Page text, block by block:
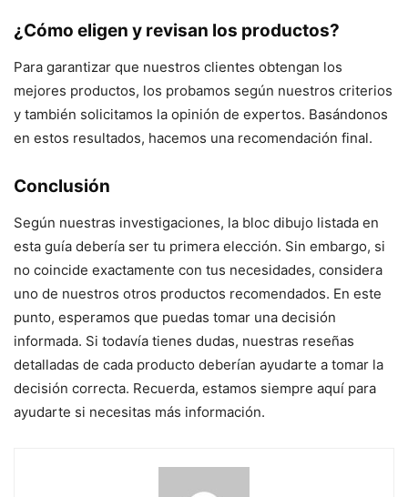
¿Cómo eligen y revisan los productos?
Para garantizar que nuestros clientes obtengan los
mejores productos, los probamos según nuestros criterios
y también solicitamos la opinión de expertos. Basándonos
en estos resultados, hacemos una recomendación final.
Conclusión
Según nuestras investigaciones, la bloc dibujo listada en
esta guía debería ser tu primera elección. Sin embargo, si
no coincide exactamente con tus necesidades, considera
uno de nuestros otros productos recomendados. En este
punto, esperamos que puedas tomar una decisión
informada. Si todavía tienes dudas, nuestras reseñas
detalladas de cada producto deberían ayudarte a tomar la
decisión correcta. Recuerda, estamos siempre aquí para
ayudarte si necesitas más información.